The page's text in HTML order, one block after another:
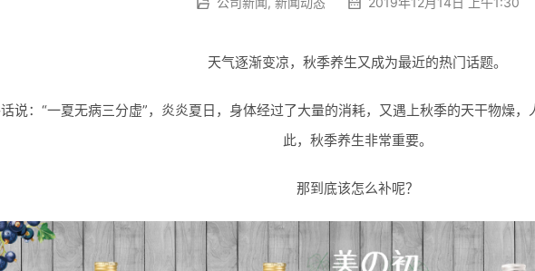
天气逐渐变凉，秋季养生又成为最近的热门话题。
说：“一夏无病三分虚”，炎炎夏日，身体经过了大量的消耗，又遇上秋季的天干物燥
此，秋季养生非常重要。
那到底该怎么补呢？